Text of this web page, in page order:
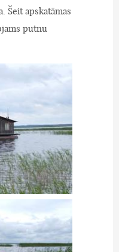
Šeit apskatāmas
putnu